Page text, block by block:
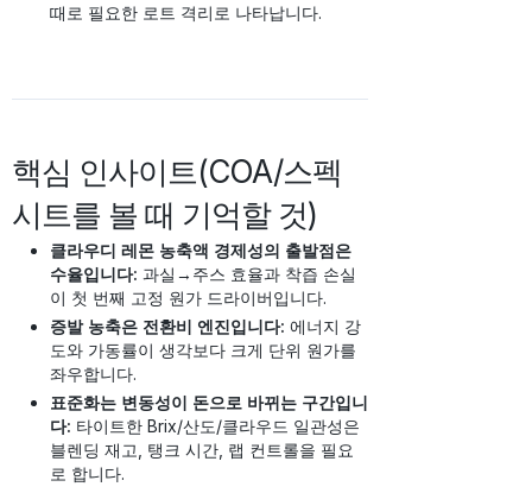
때로 필요한 로트 격리로 나타납니다.
핵심 인사이트(COA/스펙
시트를 볼 때 기억할 것)
클라우디 레몬 농축액 경제성의 출발점은
수율입니다: 과실→주스 효율과 착즙 손실
이 첫 번째 고정 원가 드라이버입니다.
증발 농축은 전환비 엔진입니다: 에너지 강
도와 가동률이 생각보다 크게 단위 원가를
좌우합니다.
표준화는 변동성이 돈으로 바뀌는 구간입니
다: 타이트한 Brix/산도/클라우드 일관성은
블렌딩 재고, 탱크 시간, 랩 컨트롤을 필요
로 합니다.